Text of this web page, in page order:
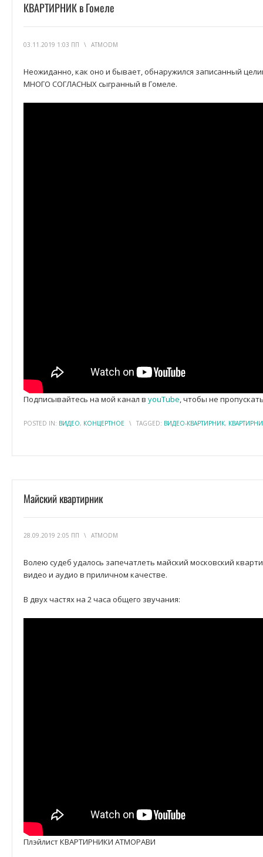
КВАРТИРНИК в Гомеле
03.11.2019 1:03 ПП \ ATMODM
Неожиданно, как оно и бывает, обнаружился записанный
МНОГО СОГЛАСНЫХ сыгранный в Гомеле.
Подписывайтесь на мой канал в youTube, чтобы не
POSTED IN: ВИДЕО, КОНЦЕРТНОЕ \ TAGGED: ВИДЕО-КВАРТИРНИК,
Майский квартирник
28.09.2019 2:05 ПП \ ATMODM
Волею судеб удалось запечатлеть майский московский
видео и аудио в приличном качестве.
В двух частях на 2 часа общего звучания:
Плэйлист КВАРТИРНИКИ АТМОРАВИ